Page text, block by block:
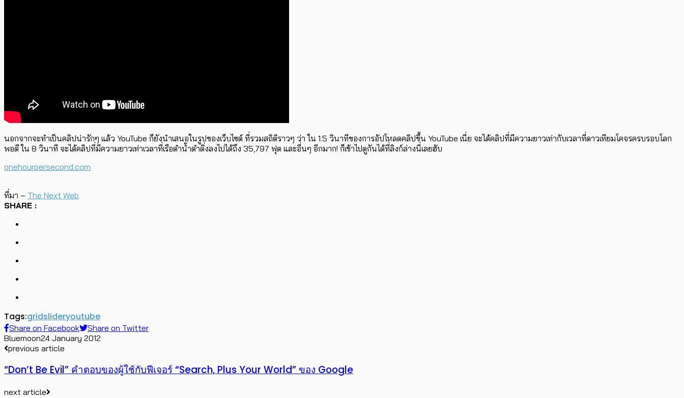
นอกจากจะทำเป็นคลิปน่ารักๆ แล้ว YouTube ก็ยังนำเสนอในรูปของเว็บไซต์ ที่รวมสถิติราวๆ ว่า ใน 1.5 วินาทีของการอัปโหลดคลิปขึ้น YouTube เนี่ย จะได้คลิปที่มีความยาวเท่ากับเวลาที่ดาวเทียมโคจรครบรอบโลก
พอดี ใน 8 วินาที จะได้คลิปที่มีความยาวเท่าเวลาที่เรือดำน้ำดำดิ่งลงไปได้ถึง 35,797 ฟุต และอื่นๆ อีกมาก! ก็เข้าไปดูกันได้ที่ลิงก์ล่างนี่เลยฮับ
onehourpersecond.com
ที่มา – The Next Web
SHARE :
Tags:gridslideryoutube
Share on Facebook
Share on Twitter
Bluemoon24 January 2012
previous article
“Don’t Be Evil” คำตอบของผู้ใช้กับฟีเจอร์ “Search, Plus Your World” ของ Google
next article